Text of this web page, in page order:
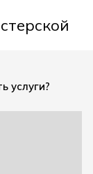
услуги?